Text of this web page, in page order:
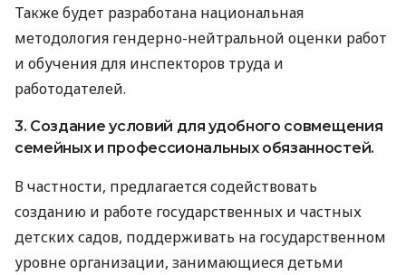
Также будет разработана национальная
методология гендерно-нейтральной оценки работ
и обучения для инспекторов труда и
работодателей.
3. Создание условий для удобного совмещения
семейных и профессиональных обязанностей.
В частности, предлагается содействовать
созданию и работе государственных и частных
детских садов, поддерживать на государственном
уровне организации, занимающиеся детьми